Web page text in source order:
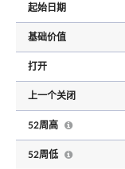
起始日期
基础价值
打开
上一个关闭
52周高
52周低